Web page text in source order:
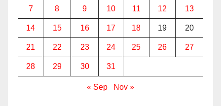
7 8 9 10 11 12 13
14 15 16 17 18 19 20
21 22 23 24 25 26 27
28 29 30 31
« Sep Nov »